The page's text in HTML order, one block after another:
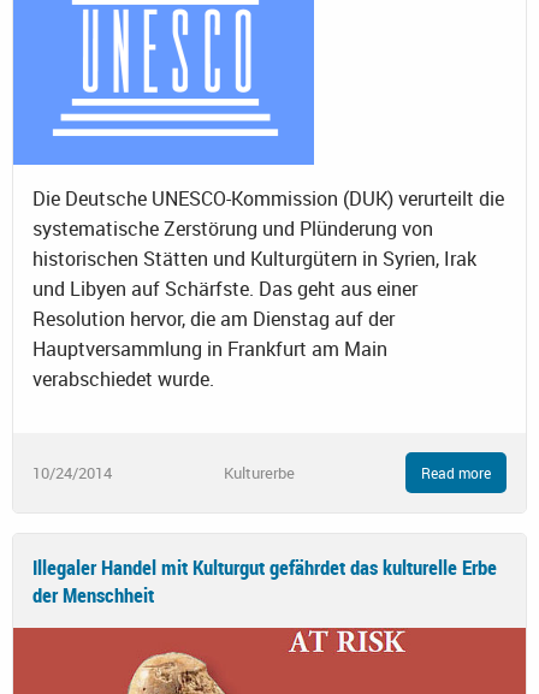
Die Deutsche UNESCO-Kommission (DUK) verurteilt die
systematische Zerstörung und Plünderung von
historischen Stätten und Kulturgütern in Syrien, Irak
und Libyen auf Schärfste. Das geht aus einer
Resolution hervor, die am Dienstag auf der
Hauptversammlung in Frankfurt am Main
verabschiedet wurde.
10/24/2014 Kulturerbe Read more
Illegaler Handel mit Kulturgut gefährdet das kulturelle Erbe
der Menschheit